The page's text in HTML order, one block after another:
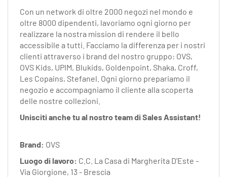
FR
IT
DE
PT
Con un network di oltre 2000 negozi nel mondo e
oltre 8000 dipendenti, lavoriamo ogni giorno per
realizzare la nostra mission di rendere il bello
accessibile a tutti. Facciamo la differenza per i nostri
clienti attraverso i brand del nostro gruppo: OVS,
OVS Kids, UPIM, Blukids, Goldenpoint, Shaka, Croff,
Les Copains, Stefanel. Ogni giorno prepariamo il
negozio e accompagniamo il cliente alla scoperta
delle nostre collezioni.
Unisciti anche tu al nostro team di Sales Assistant!
Brand: OVS
Luogo di lavoro: C.C. La Casa di Margherita D'Este -
Via Giorgione, 13 - Brescia